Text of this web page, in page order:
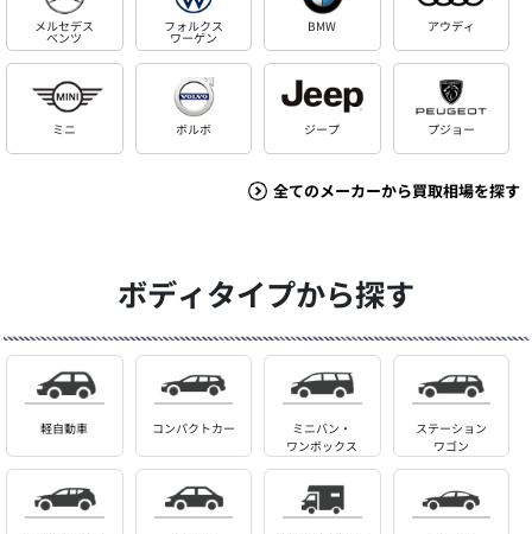
メルセデス
ベンツ
フォルクス
ワーゲン
BMW アウディ
ミニ ボルボ ジープ プジョー
全てのメーカーから買取相場を探す
ボディタイプから探す
軽自動車 コンパクトカー
ミニバン・
ワンボックス
ステーション
ワゴン